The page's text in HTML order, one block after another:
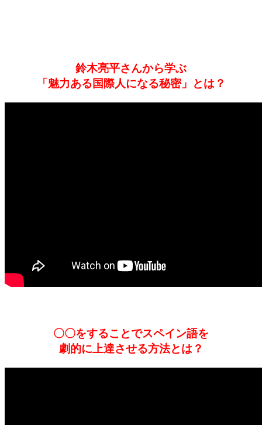
鈴木亮平さんから学ぶ
「魅力ある国際人になる秘密」とは？
〇〇をすることでスペイン語を
劇的に上達させる方法とは？